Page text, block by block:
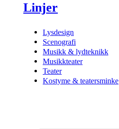
Linjer
Lysdesign
Scenografi
Musikk & lydteknikk
Musikkteater
Teater
Kostyme & teatersminke